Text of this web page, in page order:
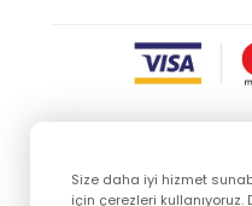
Copyright © 2026
Size daha iyi hizmet
için çerezleri kullanıyoruz.